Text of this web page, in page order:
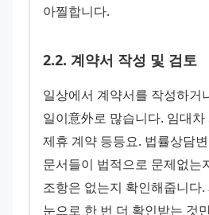
아찔합니다.
2.2. 계약서 작성 및 검토
일상에서 계약서를 작성하거
일이意外로 많습니다. 임대
제휴 계약 등등요. 법률상담
문서들이 법적으로 문제없는
조항은 없는지 확인해줍니다
눈으로 한 번 더 확인받는 것